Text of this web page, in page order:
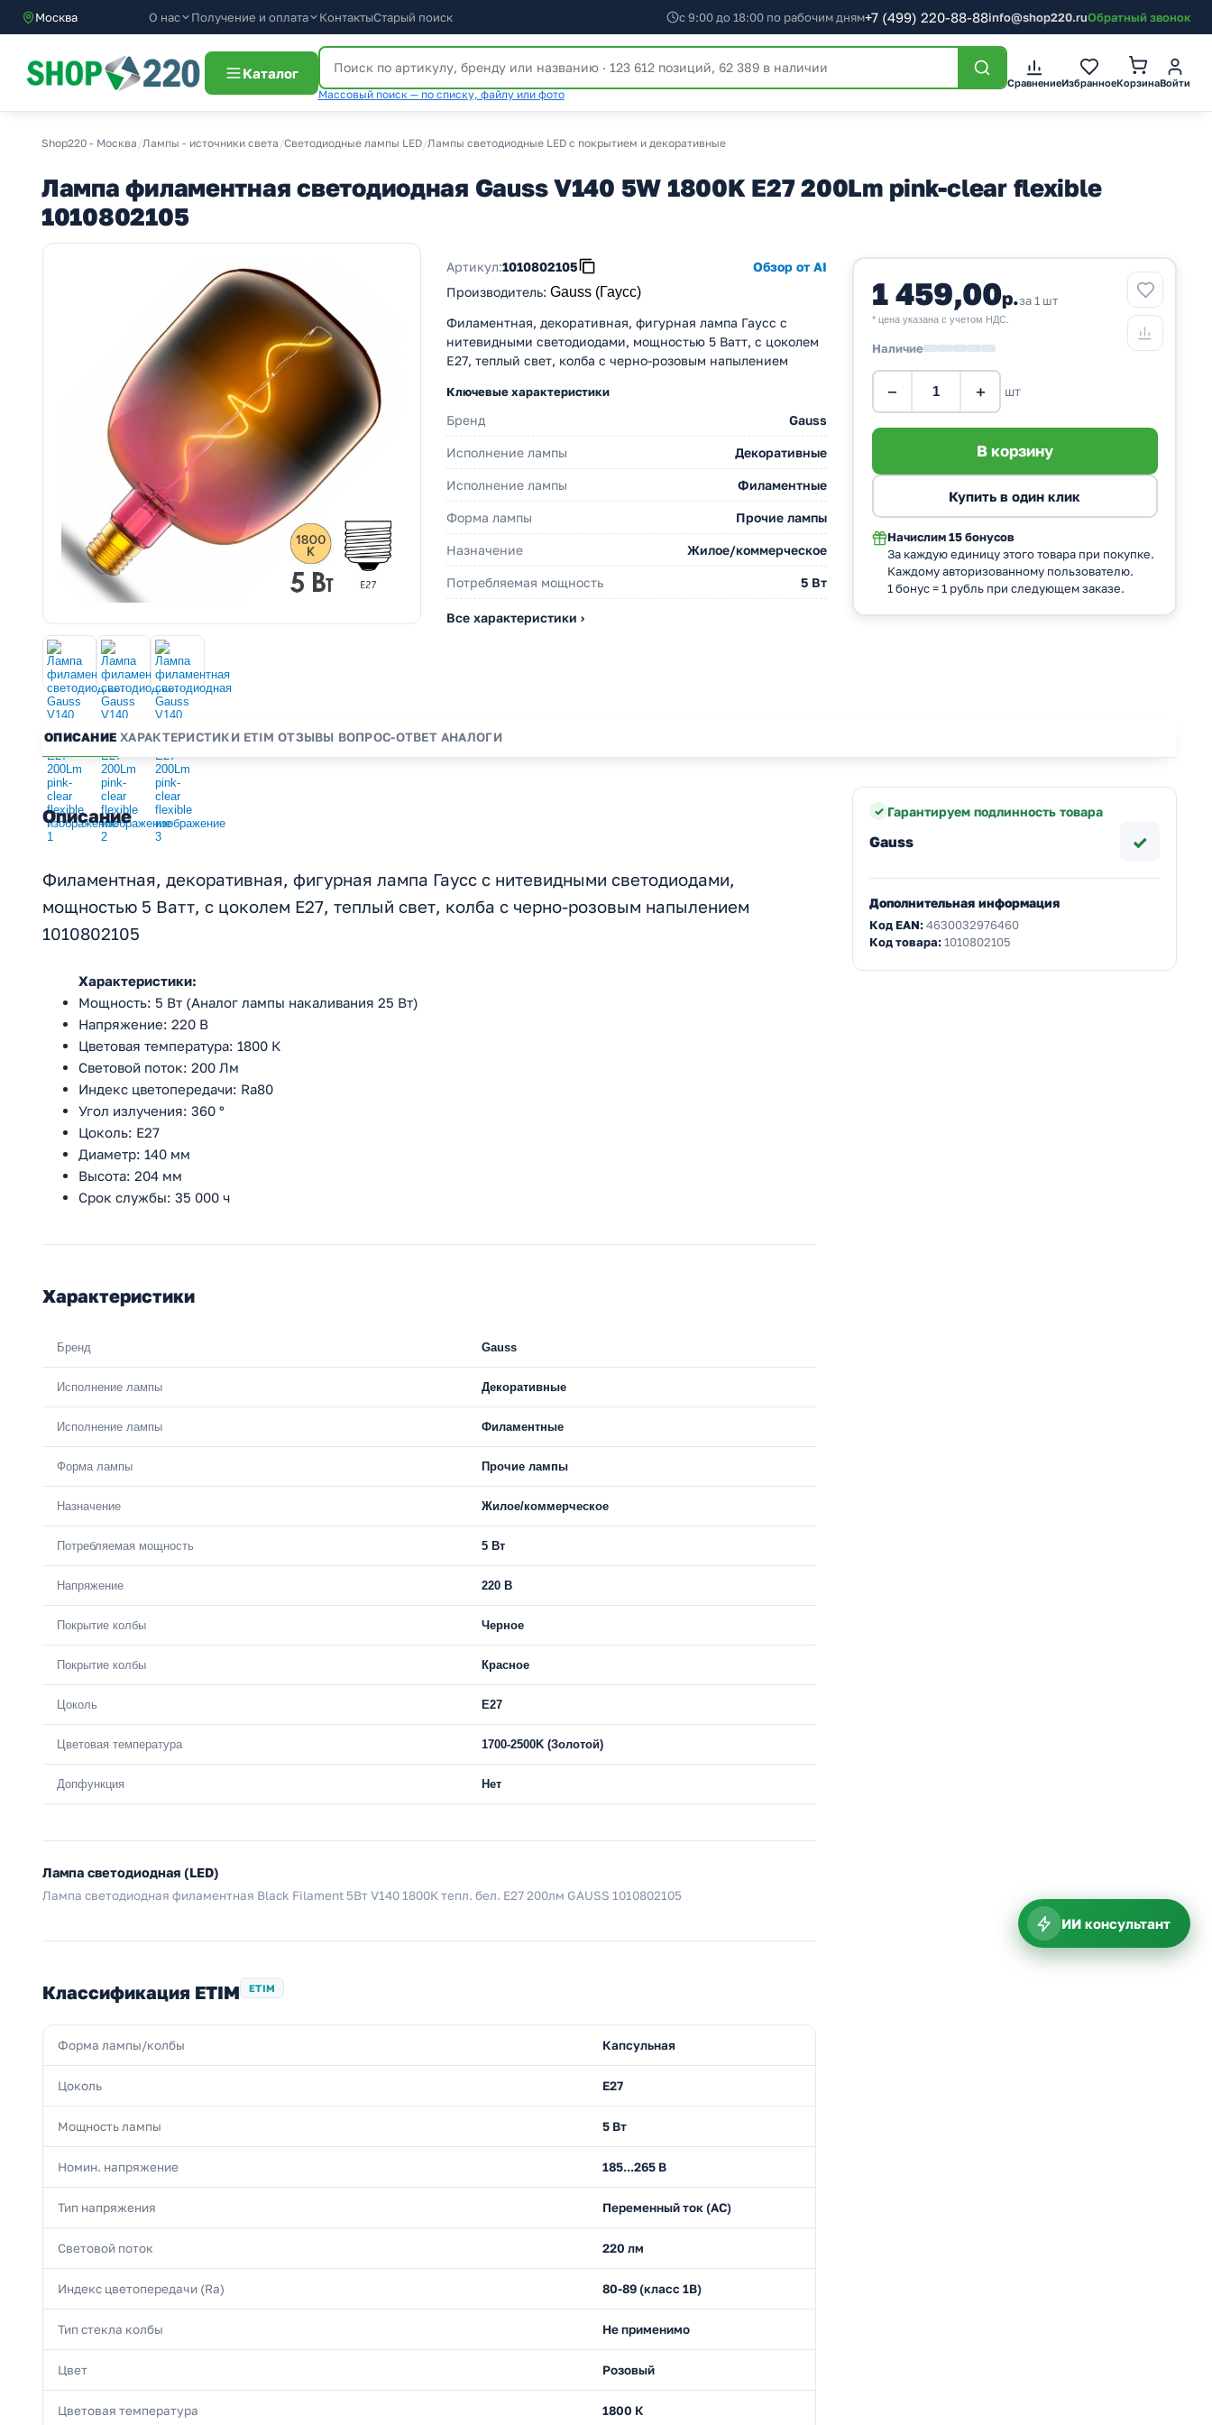
Москва О нас Получение и оплата КонтактыСтарый поиск с 9:00 до 18:00 по рабочим дням+7 (499) 220-88-88info@shop220.ruОбратный звонок
Каталог
Массовый поиск — по списку, файлу или фото
СравнениеИзбранноеКорзинаВойти
Shop220 - Москва /Лампы - источники света /Светодиодные лампы LED/Лампы светодиодные LED с покрытием и декоративные
Лампа филаментная светодиодная Gauss V140 5W 1800K E27 200Lm pink-clear flexible
1010802105
Артикул:1010802105
Обзор от AI
Производитель: Gauss (Гаусс)
Филаментная, декоративная, фигурная лампа Гаусс с
нитевидными светодиодами, мощностью 5 Ватт, с цоколем
E27, теплый свет, колба с черно-розовым напылением
Ключевые характеристики
Бренд Gauss
Исполнение лампы Декоративные
Исполнение лампы Филаментные
Форма лампы Прочие лампы
Назначение Жилое/коммерческое
Потребляемая мощность 5 Вт
Все характеристики ›
1 459,00р.за 1 шт
* цена указана с учетом НДС.
Наличие
− + шт
Начислим 15 бонусов
За каждую единицу этого товара при покупке.
Каждому авторизованному пользователю.
1 бонус = 1 рубль при следующем заказе.
ОПИСАНИЕ ХАРАКТЕРИСТИКИ ETIM ОТЗЫВЫ ВОПРОС-ОТВЕТ АНАЛОГИ
Описание
Филаментная, декоративная, фигурная лампа Гаусс с нитевидными светодиодами,
мощностью 5 Ватт, с цоколем E27, теплый свет, колба с черно-розовым напылением
1010802105
Характеристики:
Мощность: 5 Вт (Аналог лампы накаливания 25 Вт)
Напряжение: 220 В
Цветовая температура: 1800 К
Световой поток: 200 Лм
Индекс цветопередачи: Ra80
Угол излучения: 360 °
Цоколь: E27
Диаметр: 140 мм
Высота: 204 мм
Срок службы: 35 000 ч
Характеристики
Бренд Gauss
Исполнение лампы Декоративные
Исполнение лампы Филаментные
Форма лампы Прочие лампы
Назначение Жилое/коммерческое
Потребляемая мощность 5 Вт
Напряжение 220 В
Покрытие колбы Черное
Покрытие колбы Красное
Цоколь E27
Цветовая температура 1700-2500K (Золотой)
Допфункция Нет
Лампа светодиодная (LED)
Лампа светодиодная филаментная Black Filament 5Вт V140 1800К тепл. бел. E27 200лм GAUSS 1010802105
Классификация ETIM ETIM
Форма лампы/колбы Капсульная
Цоколь E27
Мощность лампы 5 Вт
Номин. напряжение 185...265 В
Тип напряжения Переменный ток (AC)
Световой поток 220 лм
Индекс цветопередачи (Ra) 80-89 (класс 1В)
Тип стекла колбы Не применимо
Цвет Розовый
Цветовая температура 1800 К
Гарантируем подлинность товара
Gauss ✓
Дополнительная информация
Код EAN:4630032976460
Код товара:1010802105
ИИ консультант